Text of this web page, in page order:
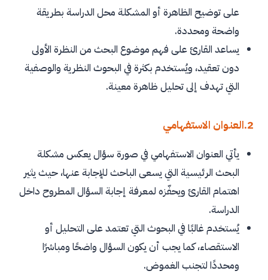
على توضيح الظاهرة أو المشكلة محل الدراسة بطريقة
واضحة ومحددة.
يساعد القارئ على فهم موضوع البحث من النظرة الأولى
دون تعقيد، ويُستخدم بكثرة في البحوث النظرية والوصفية
التي تهدف إلى تحليل ظاهرة معينة.
2.العنوان الاستفهامي
يأتي العنوان الاستفهامي في صورة سؤال يعكس مشكلة
البحث الرئيسية التي يسعى الباحث للإجابة عنها، حيث يثير
اهتمام القارئ ويحفّزه لمعرفة إجابة السؤال المطروح داخل
الدراسة.
يُستخدم غالبًا في البحوث التي تعتمد على التحليل أو
الاستقصاء، كما يجب أن يكون السؤال واضحًا ومباشرًا
ومحددًا لتجنب الغموض.